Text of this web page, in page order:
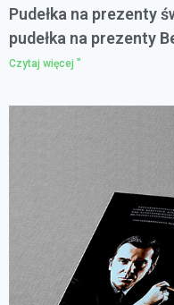
Pudełka na prezenty
pudełka na prezenty
Czytaj więcej "